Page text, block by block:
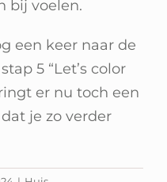
bij voelen.
een keer naar de
5 “Let’s color
er nu toch een
je zo verder